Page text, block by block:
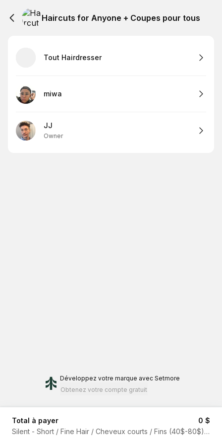
Haircuts for Anyone + Coupes pour tous
Tout Hairdresser
miwa
JJ
Owner
Développez votre marque avec Setmore
Obtenez votre compte gratuit
Total à payer
0 $
Silent - Short / Fine Hair / Cheveux courts / Fins (40$-80$)
·